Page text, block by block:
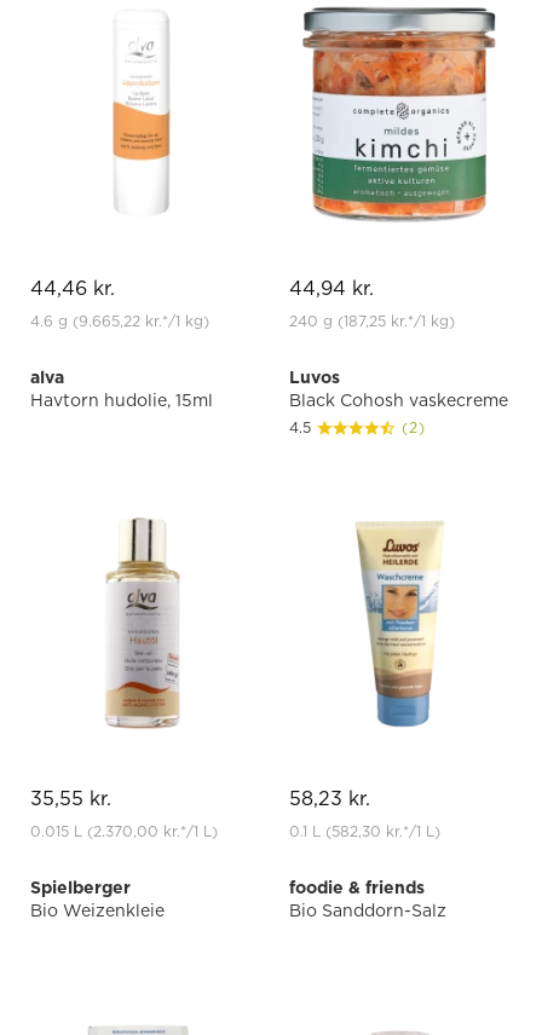
44,46 kr.
4.6 g (9.665,22 kr.*/1 kg)
44,94 kr.
240 g (187,25 kr.*/1 kg)
alva
Havtorn hudolie, 15ml
35,55 kr.
0.015 L (2.370,00 kr.*/1 L)
Luvos
Black Cohosh vaskecreme
4.5 (2)
58,23 kr.
0.1 L (582,30 kr.*/1 L)
Spielberger
Bio Weizenkleie
foodie & friends
Bio Sanddorn-Salz